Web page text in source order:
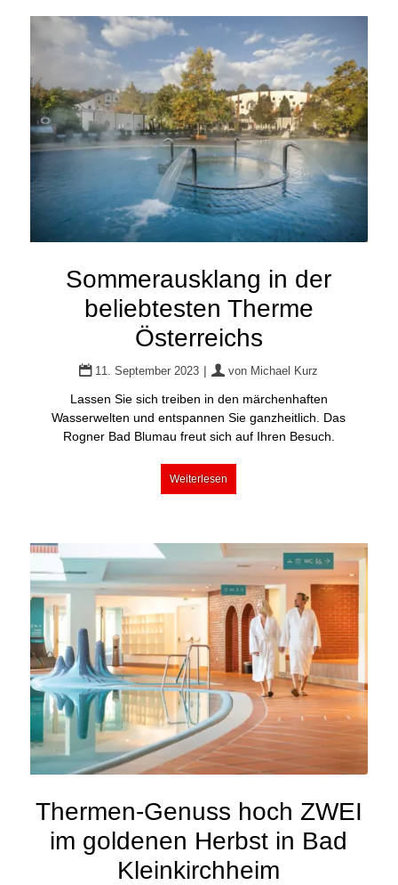
Sommerausklang in der
beliebtesten Therme
Österreichs
11. September 2023 | von Michael Kurz
Lassen Sie sich treiben in den märchenhaften
Wasserwelten und entspannen Sie ganzheitlich. Das
Rogner Bad Blumau freut sich auf Ihren Besuch.
Weiterlesen
Thermen-Genuss hoch ZWEI
im goldenen Herbst in Bad
Kleinkirchheim